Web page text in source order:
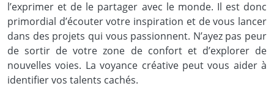
l’exprimer et de le partager avec le monde. Il est donc
primordial d’écouter votre inspiration et de vous lancer
dans des projets qui vous passionnent. N’ayez pas peur
de sortir de votre zone de confort et d’explorer de
nouvelles voies. La voyance créative peut vous aider à
identifier vos talents cachés.